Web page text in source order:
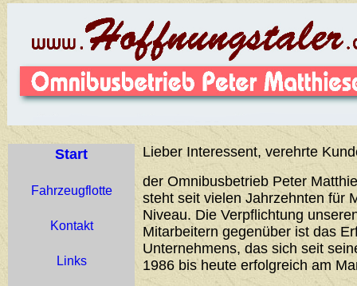
Start
Fahrzeugflotte
Kontakt
Links
Lieber Interessent, verehrte
der Omnibusbetrieb Peter
steht seit vielen Jahrzehnten für
Niveau. Die Verpflichtung
Mitarbeitern gegenüber ist das
Unternehmens, das sich seit
1986 bis heute erfolgreich am